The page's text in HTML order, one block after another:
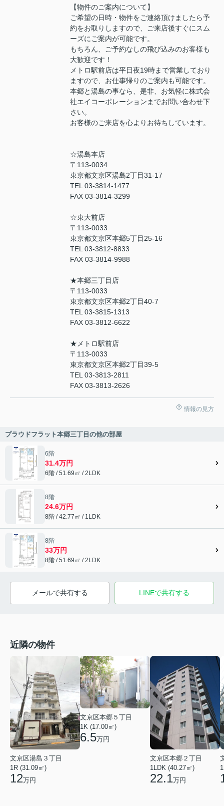
【物件のご案内について】
ご希望の日時・物件をご連絡頂けましたら予
約をお取りしますので、ご来店後すぐにスム
ーズにご案内が可能です。
もちろん、ご予約なしの飛び込みのお客様も
大歓迎です！
メトロ駅前店は平日夜19時まで営業しており
ますので、お仕事帰りのご案内も可能です。
本郷と湯島の事なら、是非、お気軽に株式会
社エイコーポレーションまでお問い合わせ下
さい。
お客様のご来店を心よりお待ちしています。
☆湯島本店
〒113-0034
東京都文京区湯島2丁目31-17
TEL 03-3814-1477
FAX 03-3814-3299
☆東大前店
〒113-0033
東京都文京区本郷5丁目25-16
TEL 03-3812-8833
FAX 03-3814-9988
★本郷三丁目店
〒113-0033
東京都文京区本郷2丁目40-7
TEL 03-3815-1313
FAX 03-3812-6622
★メトロ駅前店
〒113-0033
東京都文京区本郷2丁目39-5
TEL 03-3813-2811
FAX 03-3813-2626
情報の見方
プラウドフラット本郷三丁目の他の部屋
6階
31.4万円
6階 / 51.69㎡ / 2LDK
8階
24.6万円
8階 / 42.77㎡ / 1LDK
8階
33万円
8階 / 51.69㎡ / 2LDK
メールで共有する LINEで共有する
近隣の物件
文京区湯島３丁目
1R (31.09㎡)
12万円
文京区本郷５丁目
1K (17.00㎡)
6.5万円
文京区本郷２丁目
1LDK (40.27㎡)
22.1万円